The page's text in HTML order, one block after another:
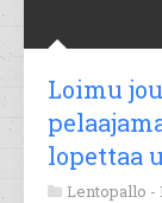
Loimu
lopettaa
Lentopallo -